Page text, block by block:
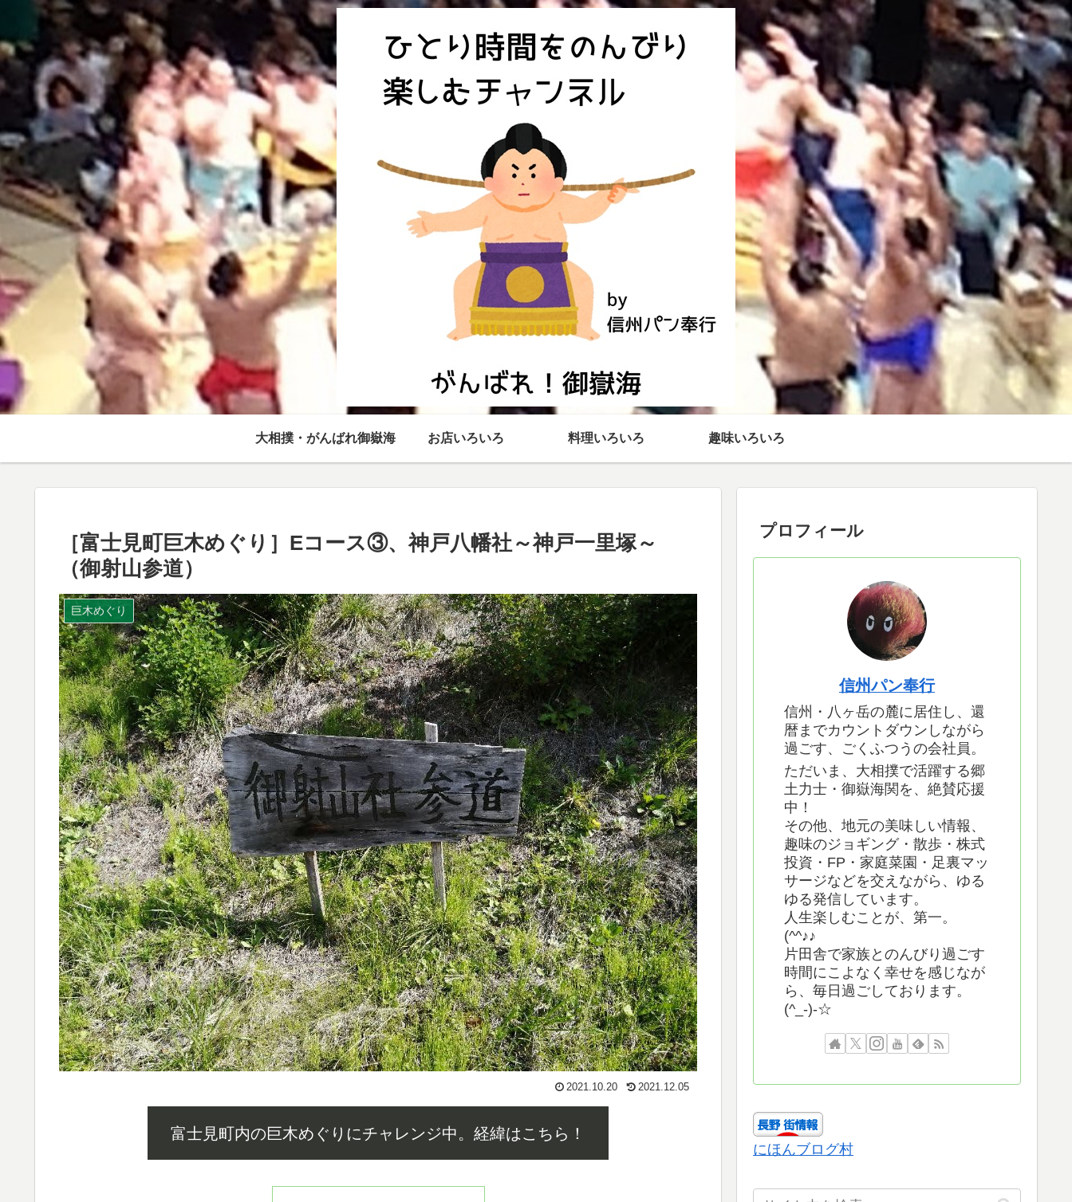
大相撲・がんばれ御嶽海 お店いろいろ 料理いろいろ 趣味いろいろ
［富士見町巨木めぐり］Eコース③、神戸八幡社～神戸一里塚～
（御射山参道）
巨木めぐり
2021.10.20 2021.12.05
富士見町内の巨木めぐりにチャレンジ中。経緯はこちら！
プロフィール
信州パン奉行
信州・八ヶ岳の麓に居住し、還
暦までカウントダウンしながら
過ごす、ごくふつうの会社員。
ただいま、大相撲で活躍する郷
土力士・御嶽海関を、絶賛応援
中！
その他、地元の美味しい情報、
趣味のジョギング・散歩・株式
投資・FP・家庭菜園・足裏マッ
サージなどを交えながら、ゆる
ゆる発信しています。
人生楽しむことが、第一。
(^^♪♪
片田舎で家族とのんびり過ごす
時間にこよなく幸せを感じなが
ら、毎日過ごしております。
(^_-)-☆
にほんブログ村